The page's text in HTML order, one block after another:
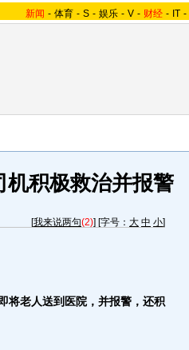
新闻 - 体育 - S - 娱乐 - V - 财经 - IT -
积极救治并报警
[我来说两句(2)] [字号： 大 中 小]
老人送到医院，并报警，还积